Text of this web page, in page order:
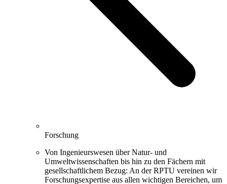
Forschung
Von Ingenieurswesen über Natur- und
Umweltwissenschaften bis hin zu den Fächern mit
gesellschaftlichem Bezug: An der RPTU vereinen wir
Forschungsexpertise aus allen wichtigen Bereichen, um